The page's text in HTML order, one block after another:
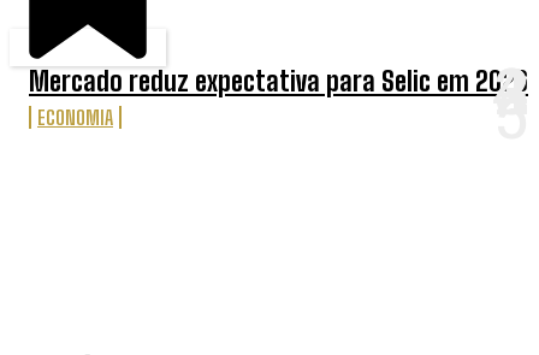
Mercado reduz expectativa para Selic em 2026
ECONOMIA